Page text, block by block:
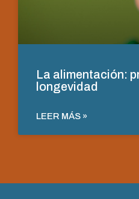
La alimentación:
longevidad
LEER MÁS »